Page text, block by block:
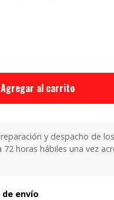
Agregar al carrito
y despacho de los
72 horas hábiles una vez
envío